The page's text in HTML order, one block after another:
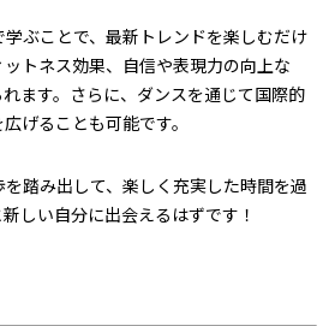
ぶことで、最新トレンドを楽しむだけ
トネス効果、自信や表現力の向上な
ます。さらに、ダンスを通じて国際的
げることも可能です。
踏み出して、楽しく充実した時間を過
しい自分に出会えるはずです！